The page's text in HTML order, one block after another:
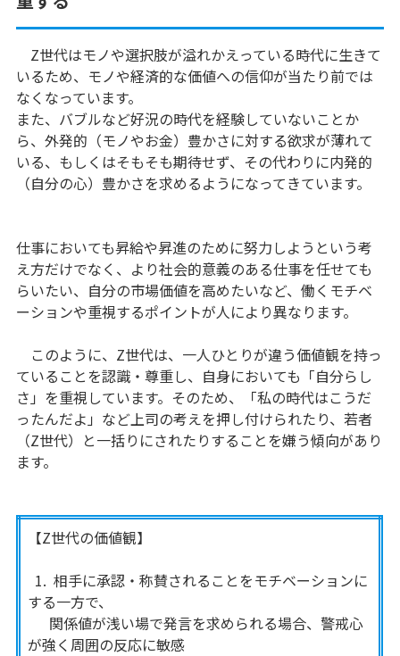
Z世代はモノや選択肢が溢れかえっている時代に生きて
いるため、モノや経済的な価値への信仰が当たり前では
なくなっています。
また、バブルなど好況の時代を経験していないことか
ら、外発的（モノやお金）豊かさに対する欲求が薄れて
いる、もしくはそもそも期待せず、その代わりに内発的
（自分の心）豊かさを求めるようになってきています。
仕事においても昇給や昇進のために努力しようという考
え方だけでなく、より社会的意義のある仕事を任せても
らいたい、自分の市場価値を高めたいなど、働くモチベ
ーションや重視するポイントが人により異なります。
このように、Z世代は、一人ひとりが違う価値観を持っ
ていることを認識・尊重し、自身においても「自分らし
さ」を重視しています。そのため、「私の時代はこうだ
ったんだよ」など上司の考えを押し付けられたり、若者
（Z世代）と一括りにされたりすることを嫌う傾向があり
ます。
【Z世代の価値観】
1. 相手に承認・称賛されることをモチベーションに
する一方で、
関係値が浅い場で発言を求められる場合、警戒心
が強く周囲の反応に敏感